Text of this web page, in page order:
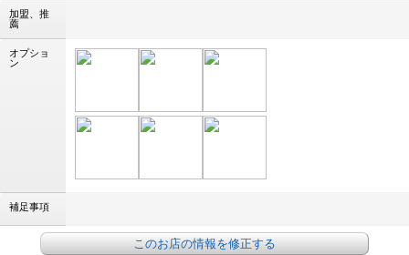
加盟、推
薦
オプショ
ン
補足事項
このお店の情報を修正する